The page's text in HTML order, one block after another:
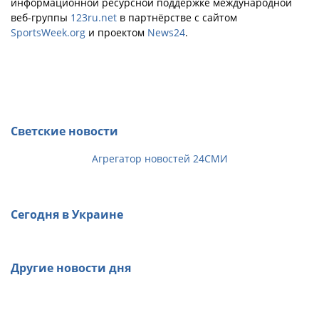
веб-группы 123ru.net в партнёрстве с сайтом
SportsWeek.org и проектом News24.
Светские новости
Агрегатор новостей 24СМИ
Сегодня в Украине
Другие новости дня